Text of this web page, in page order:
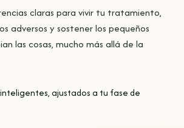
claras para vivir tu tratamiento,
adversos y sostener los pequeños
las cosas, mucho más allá de la
ajustados a tu fase de